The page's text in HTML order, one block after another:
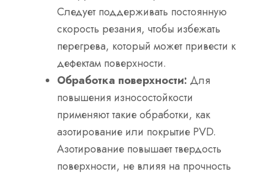
Следует поддерживать постоянную
скорость резания, чтобы избежать
перегрева, который может привести к
дефектам поверхности.
Обработка поверхности: Для
повышения износостойкости
применяют такие обработки, как
азотирование или покрытие PVD.
Азотирование повышает твердость
поверхности, не влияя на прочность